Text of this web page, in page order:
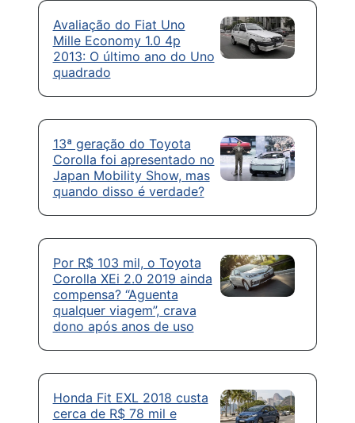
Avaliação do Fiat Uno
Mille Economy 1.0 4p
2013: O último ano do Uno
quadrado
13ª geração do Toyota
Corolla foi apresentado no
Japan Mobility Show, mas
quando disso é verdade?
Por R$ 103 mil, o Toyota
Corolla XEi 2.0 2019 ainda
compensa? “Aguenta
qualquer viagem”, crava
dono após anos de uso
Honda Fit EXL 2018 custa
cerca de R$ 78 mil e